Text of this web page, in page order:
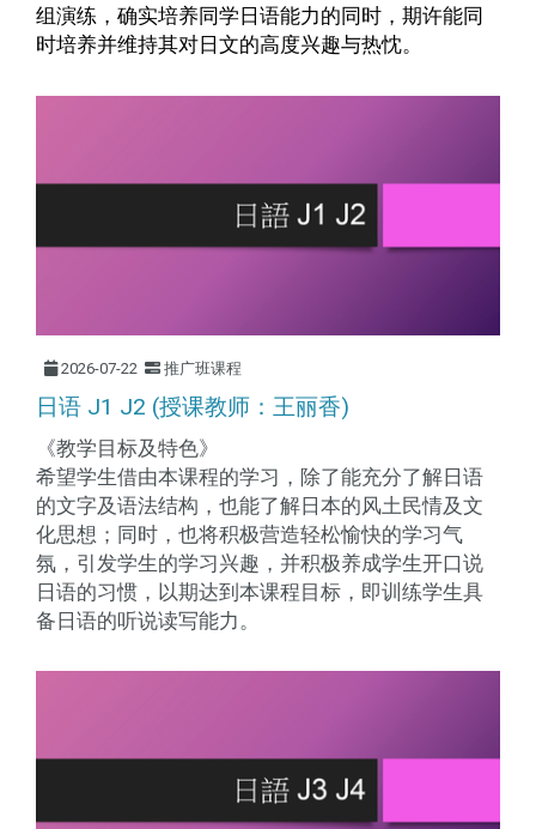
组演练，确实培养同学日语能力的同时，期许能同
时培养并维持其对日文的高度兴趣与热忱。
2026-07-22 推广班课程
日语 J1 J2 (授课教师：王丽香)
《教学目标及特色》
希望学生借由本课程的学习，除了能充分了解日语
的文字及语法结构，也能了解日本的风土民情及文
化思想；同时，也将积极营造轻松愉快的学习气
氛，引发学生的学习兴趣，并积极养成学生开口说
日语的习惯，以期达到本课程目标，即训练学生具
备日语的听说读写能力。